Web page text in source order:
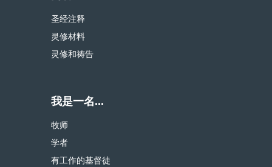
圣经注释
灵修材料
灵修和祷告
我是一名...
牧师
学者
有工作的基督徒